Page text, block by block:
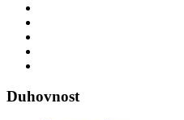
Duhovnost